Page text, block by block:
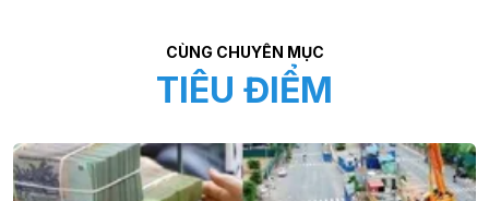
CÙNG CHUYÊN MỤC
TIÊU ĐIỂM